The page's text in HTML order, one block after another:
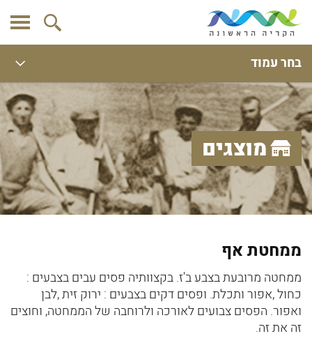
בחר עמוד
מוצגים
ממחטת אף
ממחטה מרובעת בצבע ב'ז. בקצוותיה פסים עבים בצבעים :
כחול ,אפור ותכלת. ופסים דקים בצבעים : ירוק זית ,לבן
ואפור. הפסים צבועים לאורכה ולרוחבה של הממחטה, וחוצים
זה את זה.